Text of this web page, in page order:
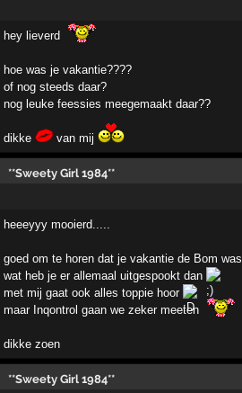
hey lieverd
hoe was je vakantie????
of nog steeds daar?
nog leuke feessies meegemaakt daar??
dikke van mij
**Sweety Girl 1984**
heeeyyy mooierd.....
goed om te horen dat je vakantie de Bom was
wat heb je er allemaal uitgespookt dan
met mij gaat ook alles toppie hoor
maar Inqontrol gaan we zeker meeten
dikke zoen
**Sweety Girl 1984**